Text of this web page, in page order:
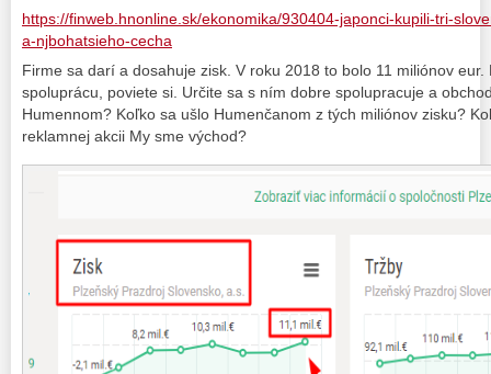
https://finweb.hnonline.sk/ekonomika/930404-japonci-kupili-tri-
a-njbohatsieho-cecha
Firme sa darí a dosahuje zisk. V roku 2018 to bolo 11 miliónov
spoluprácu, poviete si. Určite sa s ním dobre spolupracuje a
Humennom? Koľko sa ušlo Humenčanom z tých miliónov zisku?
reklamnej akcii My sme východ?